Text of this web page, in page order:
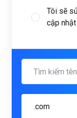
Tôi sẽ
cập
.com